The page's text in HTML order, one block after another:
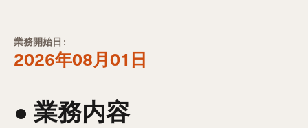
業務開始日:
2026年08月01日
● 業務内容​